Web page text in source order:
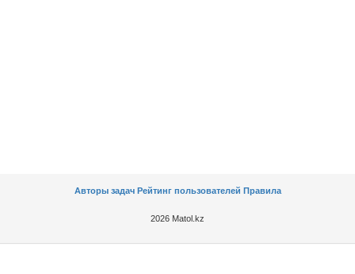
Авторы задач Рейтинг пользователей Правила
2026 Matol.kz